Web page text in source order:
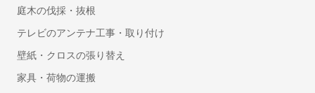
婚活写真・お見合い写真撮影
お宮参り写真の出張撮影
動画撮影
セミナー・講演会・イベント動画撮影
庭木の伐採・抜根
テレビのアンテナ工事・取り付け
壁紙・クロスの張り替え
家具・荷物の運搬